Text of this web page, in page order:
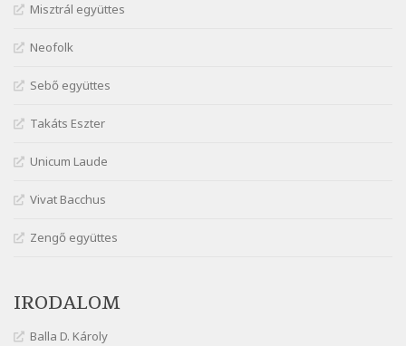
Szélkiáltó
Márai Sándor: Dalocska
Márai Sándor: Együgyű vers gyorsvonatban
Márai Sándor: Ez a kávéház
Szélkiáltó
Szélkiáltó
Márai Sándor: Hol vagyok?
Szélkiáltó
Márai Sándor: Ujjgyakorlat 8
Misztrál együttes
Neofolk
Sebő együttes
Takáts Eszter
Unicum Laude
Vivat Bacchus
Zengő együttes
IRODALOM
Balla D. Károly